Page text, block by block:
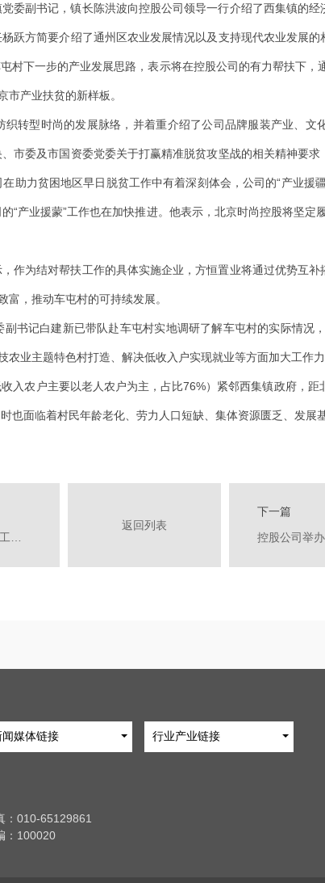
副书记，镇长陈洪波向控股公司领导一行介绍了西集镇的经
跃方简要介绍了通州区农业发展情况以及支持现代农业发展
村下一步的产业发展思路，表示将在控股公司的有力帮扶下，
市产业扶贫的新样板。
型时尚的发展脉络，并着重介绍了公司品牌服装产业、文
市委及市国资委党委关于打赢精准脱贫攻坚战的相关精神要
助力贫困地区早日脱贫工作中有着深刻体会，公司的“产业援
“产业援蒙”工作也在加快推进。他表示，北京时尚控股将坚
为结对帮扶工作的具体实施企业，方恒置业将通过优势互补
富，推动车屯村的可持续发展。
记白建新已带队赴车屯村实地调研了解车屯村的实际情况
农业主题特色村打造、解决低收入户实现就业等方面加大工作
农户主要以老人农户为主，占比76%）紧邻西集镇政府，距
也面临着村民年龄老化、劳力人口短缺、集体资源匮乏、发展
返回列表
下一篇
闻媒体链接 行业产业链接
：010-65129861
：100020